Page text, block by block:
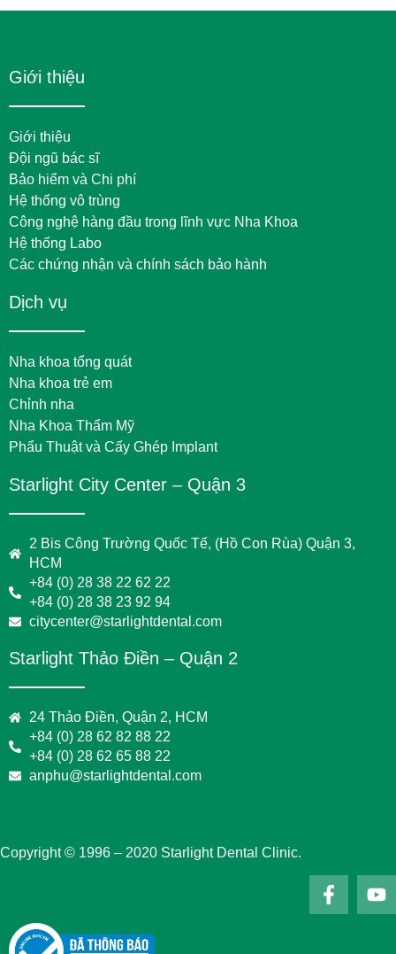
Giới thiệu
Giới thiệu
Đội ngũ bác sĩ
Bảo hiểm và Chi phí
Hệ thống vô trùng
Công nghệ hàng đầu trong lĩnh vực Nha Khoa
Hệ thống Labo
Các chứng nhận và chính sách bảo hành
Dịch vụ
Nha khoa tổng quát
Nha khoa trẻ em
Chỉnh nha
Nha Khoa Thẩm Mỹ
Phẩu Thuật và Cấy Ghép Implant
Starlight City Center – Quận 3
2 Bis Công Trường Quốc Tế, (Hồ Con Rùa) Quận 3,
HCM
+84 (0) 28 38 22 62 22
+84 (0) 28 38 23 92 94
citycenter@starlightdental.com
Starlight Thảo Điền – Quận 2
24 Thảo Điền, Quận 2, HCM
+84 (0) 28 62 82 88 22
+84 (0) 28 62 65 88 22
anphu@starlightdental.com
Copyright © 1996 – 2020 Starlight Dental Clinic.